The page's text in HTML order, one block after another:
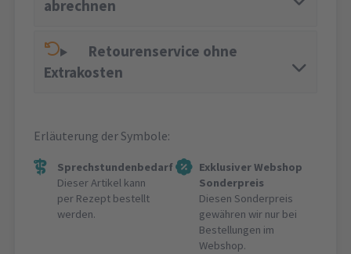
abrechnen
Retourenservice ohne
Extrakosten
Erläuterung der Symbole:
Sprechstundenbedarf
Dieser Artikel kann
per Rezept bestellt
werden.
Exklusiver Webshop
Sonderpreis
Diesen Sonderpreis
gewähren wir nur bei
Bestellungen im
Webshop.